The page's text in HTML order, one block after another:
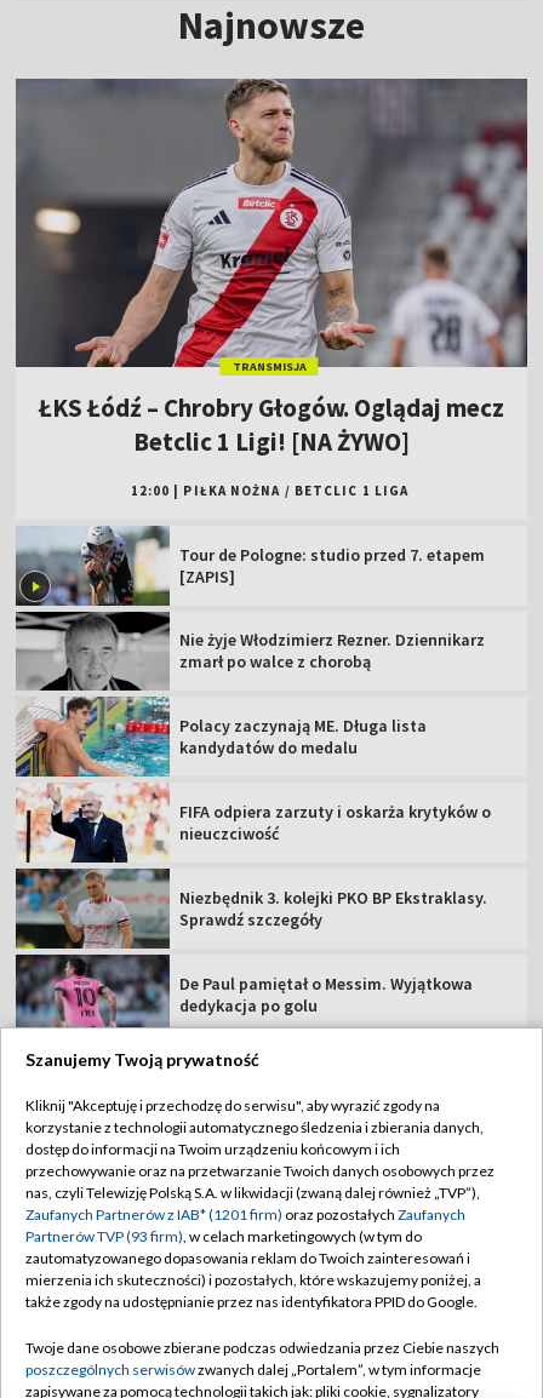
Najnowsze
TRANSMISJA
ŁKS Łódź – Chrobry Głogów. Oglądaj mecz
Betclic 1 Ligi! [NA ŻYWO]
12:00 | PIŁKA NOŻNA / BETCLIC 1 LIGA
Tour de Pologne: studio przed 7. etapem
[ZAPIS]
Nie żyje Włodzimierz Rezner. Dziennikarz
zmarł po walce z chorobą
Polacy zaczynają ME. Długa lista
kandydatów do medalu
FIFA odpiera zarzuty i oskarża krytyków o
nieuczciwość
Niezbędnik 3. kolejki PKO BP Ekstraklasy.
Sprawdź szczegóły
De Paul pamiętał o Messim. Wyjątkowa
dedykacja po golu
TVP
Abonament TVP
Sklep TVP
Biuro Reklamy
Oferta Handlowa
Emisja w TVP
Regulamin TVP
Polityka prywatności
Moje zgody
Biuro reklamy
Szanujemy Twoją prywatność
Kliknij "Akceptuję i przechodzę do serwisu", aby wyrazić zgody na
korzystanie z technologii automatycznego śledzenia i zbierania danych,
dostęp do informacji na Twoim urządzeniu końcowym i ich
przechowywanie oraz na przetwarzanie Twoich danych osobowych przez
nas, czyli Telewizję Polską S.A. w likwidacji (zwaną dalej również „TVP”),
Zaufanych Partnerów z IAB* (1201 firm) oraz pozostałych Zaufanych
Partnerów TVP (93 firm), w celach marketingowych (w tym do
zautomatyzowanego dopasowania reklam do Twoich zainteresowań i
mierzenia ich skuteczności) i pozostałych, które wskazujemy poniżej, a
także zgody na udostępnianie przez nas identyfikatora PPID do Google.
Twoje dane osobowe zbierane podczas odwiedzania przez Ciebie naszych
poszczególnych serwisówzwanych dalej „Portalem”, w tym informacje
zapisywane za pomocą technologii takich jak: pliki cookie, sygnalizatory